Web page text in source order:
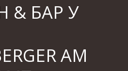
& БАР У
AM